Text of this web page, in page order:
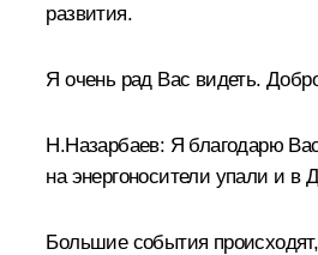
развития.
Я очень рад Вас видеть.
Н.Назарбаев: Я благодарю
на энергоносители упали и в
Большие события